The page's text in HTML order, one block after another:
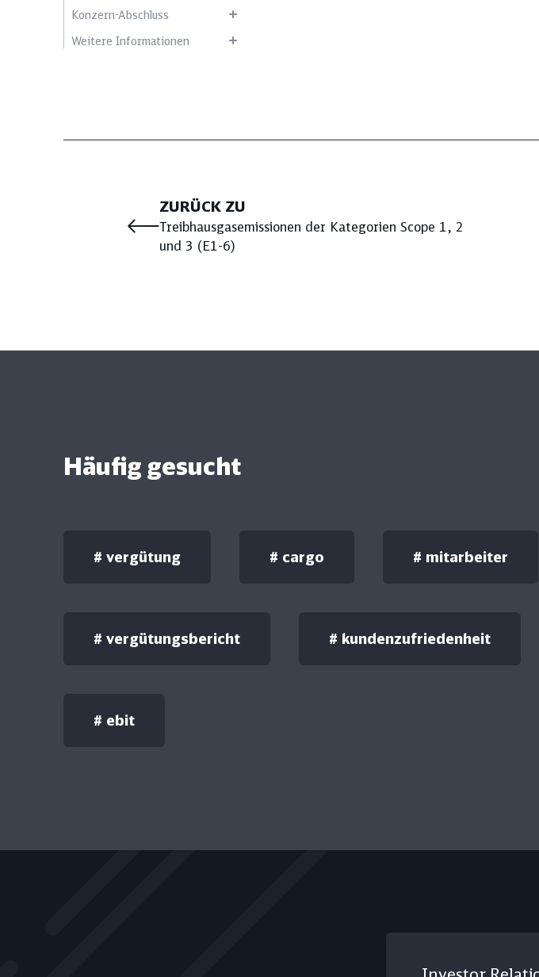
Konzern-Abschluss
Weitere Informationen
ZURÜCK ZU
Treibhausgasemissionen der Kategorien Scope 1, 2
und 3 (E1-6)
Häufig gesucht
# vergütung # cargo # mitarbeiter
# vergütungsbericht # kundenzufriedenheit
# ebit